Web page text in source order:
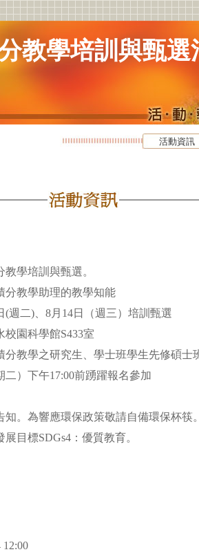
教學培訓與甄選
活動資訊
教學培訓與甄選。
分教學助理的教學知能
(週二)、8月14日（週三）培訓甄選
校園科學館S433室
分教學之研究生、學士班學生先修碩士
二）下午17:00前踴躍報名參加
。為響應環保政策敬請自備環保杯筷
目標SDGs4：優質教育。
12:00